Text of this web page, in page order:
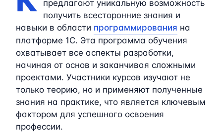
предлагают уникальную возможность
получить всесторонние знания и
навыки в области программирования на
платформе 1C. Эта программа обучения
охватывает все аспекты разработки,
начиная от основ и заканчивая сложными
проектами. Участники курсов изучают не
только теорию, но и применяют полученные
знания на практике, что является ключевым
фактором для успешного освоения
профессии.